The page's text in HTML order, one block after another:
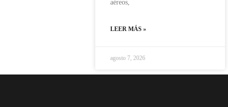
aéreos,
LEER MÁS »
agosto 7, 2026